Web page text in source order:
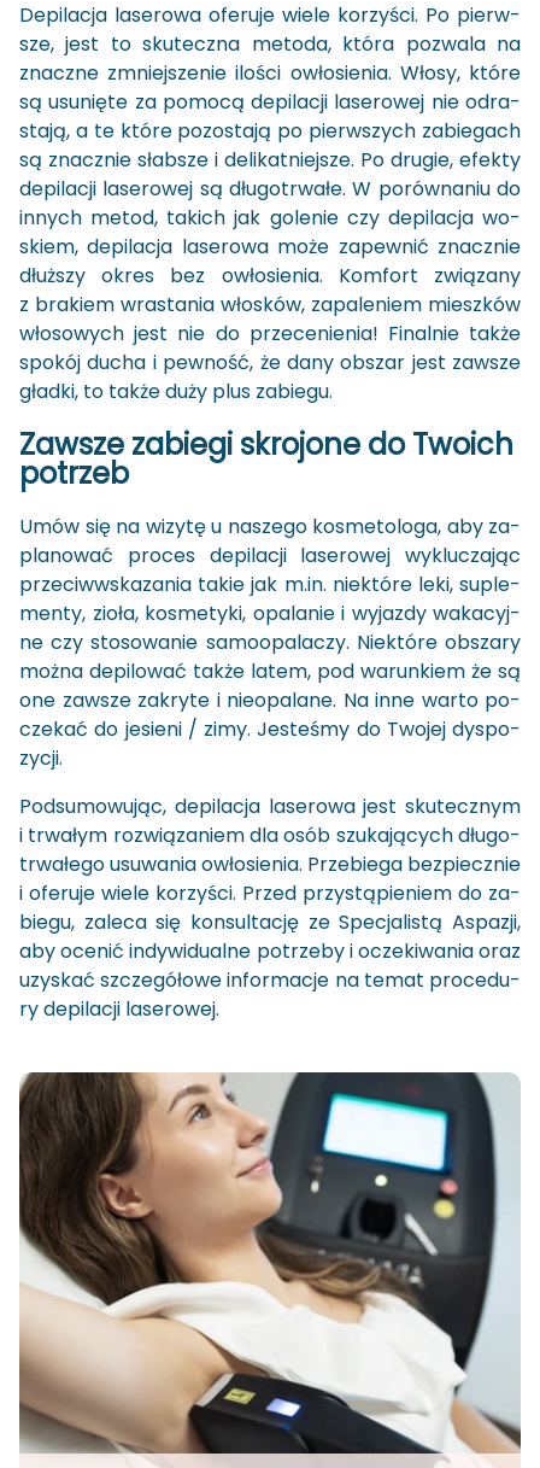
De­pi­la­cja la­se­ro­wa ofe­ru­je wiele ko­rzy­ści. Po pierw­
sze, jest to sku­tecz­na me­to­da, która po­zwa­la na
znacz­ne zmniej­sze­nie ilo­ści owło­sie­nia. Włosy, które
są usu­nię­te za po­mo­cą de­pi­la­cji la­se­ro­wej nie od­ra­
sta­ją, a te które po­zo­sta­ją po pierw­szych za­bie­gach
są znacz­nie słab­sze i de­li­kat­niej­sze. Po dru­gie, efek­ty
de­pi­la­cji la­se­ro­wej są dłu­go­trwa­łe. W po­rów­na­niu do
in­nych metod, ta­kich jak go­le­nie czy de­pi­la­cja wo­
skiem, de­pi­la­cja la­se­ro­wa może za­pew­nić znacz­nie
dłuż­szy okres bez owło­sie­nia. Kom­fort zwią­za­ny
z bra­kiem wra­sta­nia wło­sków, za­pa­le­niem miesz­ków
wło­so­wych jest nie do prze­ce­nie­nia! Fi­nal­nie także
spo­kój ducha i pew­ność, że dany ob­szar jest za­wsze
gład­ki, to także duży plus za­bie­gu.
Za­wsze za­bie­gi skro­jo­ne do Two­ich
po­trzeb
Umów się na wi­zy­tę u na­sze­go ko­sme­to­lo­ga, aby za­
pla­no­wać pro­ces de­pi­la­cji la­se­ro­wej wy­klu­cza­jąc
prze­ciw­wska­za­nia takie jak m.in. nie­któ­re leki, su­ple­
men­ty, zioła, ko­sme­ty­ki, opa­la­nie i wy­jaz­dy wa­ka­cyj­
ne czy sto­so­wa­nie sa­mo­opa­la­czy. Nie­któ­re ob­sza­ry
można de­pi­lo­wać także latem, pod wa­run­kiem że są
one za­wsze za­kry­te i nie­opa­la­ne. Na inne warto po­
cze­kać do je­sie­ni / zimy. Je­ste­śmy do Two­jej dys­po­
zy­cji.
Pod­su­mo­wu­jąc, de­pi­la­cja la­se­ro­wa jest sku­tecz­nym
i trwa­łym roz­wią­za­niem dla osób szu­ka­ją­cych dłu­go­
trwa­łe­go usu­wa­nia owło­sie­nia. Prze­bie­ga bez­piecz­nie
i ofe­ru­je wiele ko­rzy­ści. Przed przy­stą­pie­niem do za­
bie­gu, za­le­ca się kon­sul­ta­cję ze Spe­cja­li­stą Aspa­zji,
aby oce­nić in­dy­wi­du­al­ne po­trze­by i ocze­ki­wa­nia oraz
uzy­skać szcze­gó­ło­we in­for­ma­cje na temat pro­ce­du­
ry de­pi­la­cji la­se­ro­wej.